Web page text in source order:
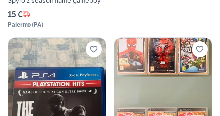
15 €
Palermo(PA)